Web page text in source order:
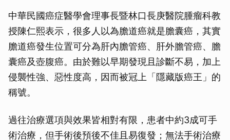
中華民國癌症醫學會理事長暨林口長庚醫院腫瘤科教
授陳仁熙表示，很多人以為膽道癌就是膽囊癌，其實
膽道癌發生位置可分為肝內膽管癌、肝外膽管癌、膽
囊癌及壺腹癌。由於難以早期發現且診斷不易，加上
侵襲性強、惡性度高，因而被冠上「隱藏版癌王」的
稱號。
過往治療選項與效果皆相對有限，患者中約3成可手
術治療，但手術後預後不佳且易復發；無法手術治療